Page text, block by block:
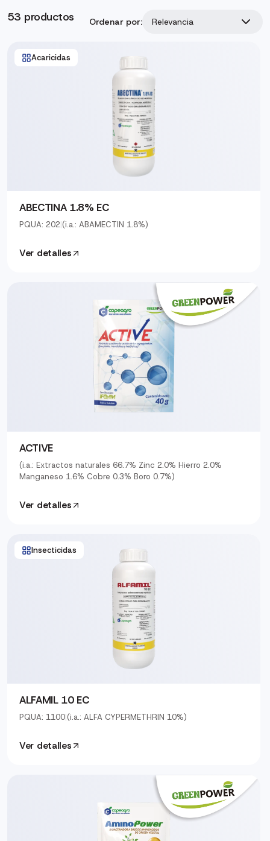
53 productos Ordenar por: Relevancia
Acaricidas
ABECTINA 1.8% EC
PQUA: 202|(i.a.: ABAMECTIN 1.8%)
Ver detalles
ACTIVE
(i.a.: Extractos naturales 66.7% Zinc 2.0% Hierro 2.0%
Manganeso 1.6% Cobre 0.3% Boro 0.7%)
Ver detalles
Insecticidas
ALFAMIL 10 EC
PQUA: 1100|(i.a.: ALFA CYPERMETHRIN 10%)
Ver detalles